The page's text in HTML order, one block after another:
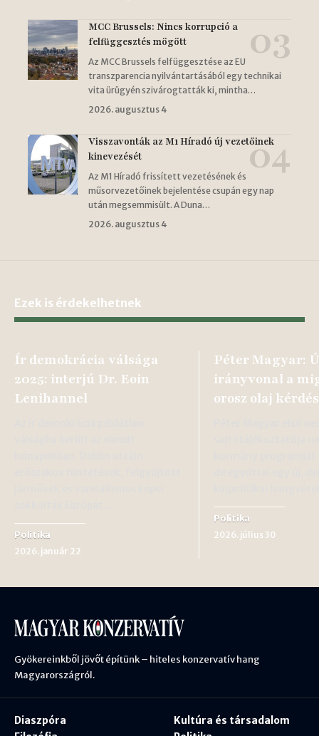
MCC Brussels: Nincs korrupció a
felfüggesztés mögött
Az MCC Brussels felfüggesztése az EU
transzparencia nyilvántartásából egy technikai
vita ürügyén szivárogtatták ki, mintha…
2026. augusztus 4
Visszavonták az M1 Híradó új vezetőinek
kinevezését
Az M1 Híradó frissített vezetésének és
műsorvezetőinek bejelentése csupán egy nap
után megsemmisült. A Duna…
2026. augusztus 4
Ezek is érdekelhetnek
Ír demokrácia válsága
2025: interjú Dr. Eoin
Lenihannel
Politika
2026. január 22
Péter Magyar:
irányvonal a
orosz olaj
Politika
2026. július 30
Gyökereinkből jövőt építünk – hiteles konzervatív hang
Magyarországról.
Diaszpóra
Kultúra és társadalom